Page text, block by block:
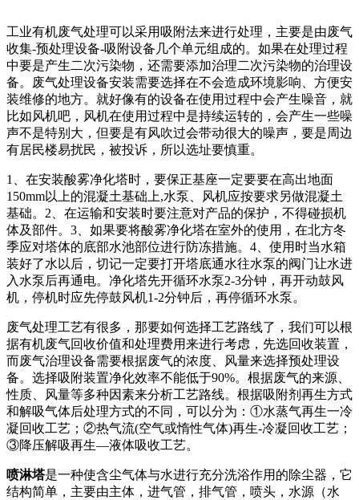
工业有机废气处理可以采用吸附法来进行处理，主要是由废气
收集-预处理设备-吸附设备几个单元组成的。如果在处理过程
中要是产生二次污染物，还需要添加治理二次污染物的治理设
备。废气处理设备安装需要选择在不会造成环境影响、方便安
装维修的地方。就好像有的设备在使用过程中会产生噪音，就
比如风机吧，风机在使用过程中是持续运转的，会产生一些噪
声不是特别大，但要是有风吹过会带动很大的噪声，要是周边
有居民楼易扰民，被投诉，所以选址要慎重。
1、在安装酸雾净化塔时，要保正基座一定要要在高出地面
150mm以上的混凝土基础上,水泵、风机应按要求另做混凝土
基础。2、在运输和安装时要注意对产品的保护，不得碰损机
体及部件。3、如果要将酸雾净化塔在室外的使用，在北方冬
季应对塔体的底部水池部位进行防冻措施。4、使用时当水箱
装好了水以后，切记一定要打开塔底通水往水泵的阀门让水进
入水泵后再通电。净化塔先开循环水泵2-3分钟，再开动鼓风
机，停机时应先停鼓风机1-2分钟后，再停循环水泵。
废气处理工艺有很多，那要如何选择工艺路线了，我们可以根
据有机废气回收价值和处理费用来进行考虑，先选回收装置，
而废气治理设备需要根据废气的浓度、风量来选择预处理设
备。选择吸附装置净化效率不能低于90%。根据废气的来源、
性质、风量等多种因素来分析工艺路线。根据吸附剂再生方式
和解吸气体后处理方式的不同，可以分为：①水蒸气再生一冷
凝回收工艺；②热气流(空气或惰性气体)再生-冷凝回收工艺；
③降压解吸再生—液体吸收工艺。
喷淋塔是一种使含尘气体与水进行充分洗浴作用的除尘器，它
结构简单，主要由主体，进气管，排气管，喷头，水源（水